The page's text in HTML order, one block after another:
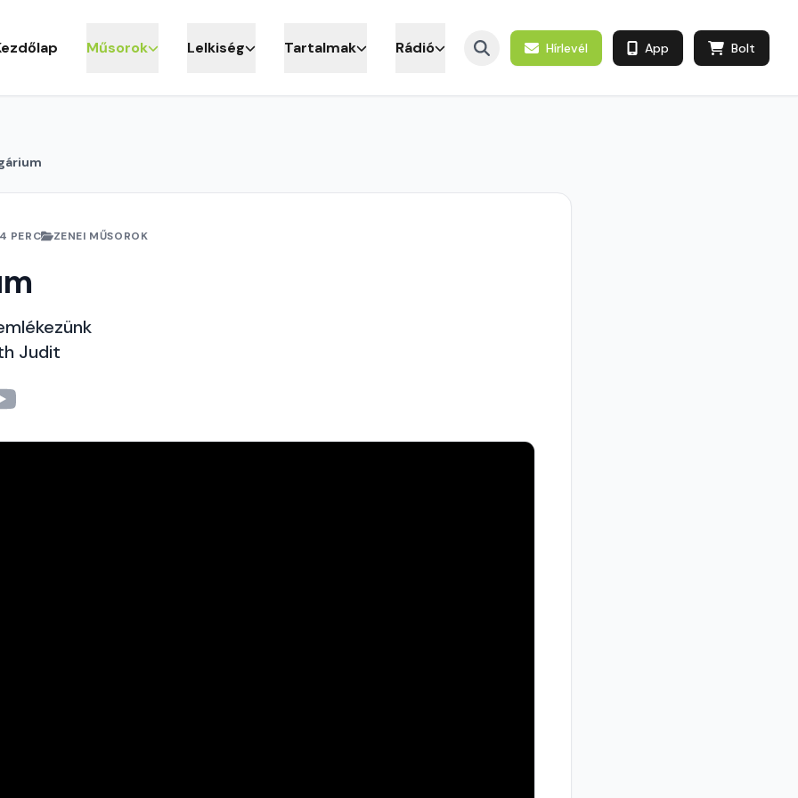
Műsorok Lelkiség Tartalmak Rádió Hírlevél App Bolt
PERC ZENEI MŰSOROK
Judit